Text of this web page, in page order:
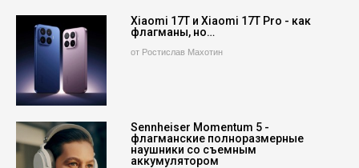
Xiaomi 17T и Xiaomi 17T Pro - как
флагманы, но…
от Ростислав Махотин
Sennheiser Momentum 5 -
флагманские полноразмерные
наушники со съемным
аккумулятором